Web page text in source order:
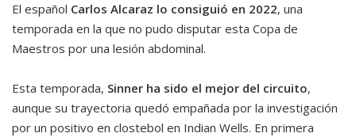
El español Carlos Alcaraz lo consiguió en 2022, una
temporada en la que no pudo disputar esta Copa de
Maestros por una lesión abdominal.
Esta temporada, Sinner ha sido el mejor del circuito,
aunque su trayectoria quedó empañada por la investigación
por un positivo en clostebol en Indian Wells. En primera